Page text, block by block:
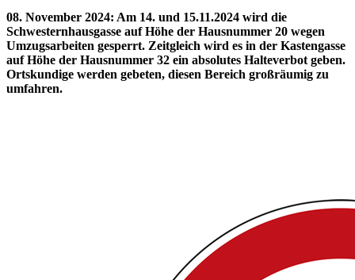
08. November 2024: Am 14. und 15.11.2024 wird die
Schwesternhausgasse auf Höhe der Hausnummer 20 wegen
Umzugsarbeiten gesperrt. Zeitgleich wird es in der Kastengasse
auf Höhe der Hausnummer 32 ein absolutes Halteverbot geben.
Ortskundige werden gebeten, diesen Bereich großräumig zu
umfahren.